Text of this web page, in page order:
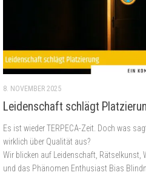
8. NOVEMBER 2025
Leidenschaft schlägt
Es ist wieder TERPECA-Zeit. Doch was
wirklich über Qualität aus?
Wir blicken auf Leidenschaft, Rätselkunst,
und das Phänomen Enthusiast Bias